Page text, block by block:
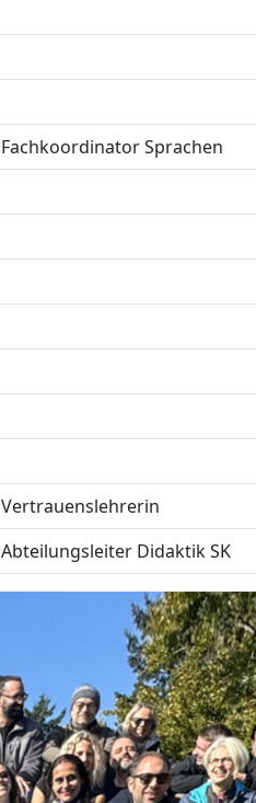
Fachkoordinator Sprachen
Vertrauenslehrerin
Abteilungsleiter Didaktik SK